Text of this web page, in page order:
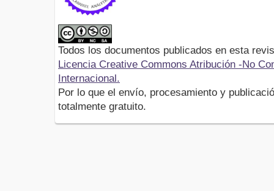
Todos los documentos publicados en esta
Licencia Creative Commons Atribución -No
Internacional.
Por lo que el envío, procesamiento y
totalmente gratuito.